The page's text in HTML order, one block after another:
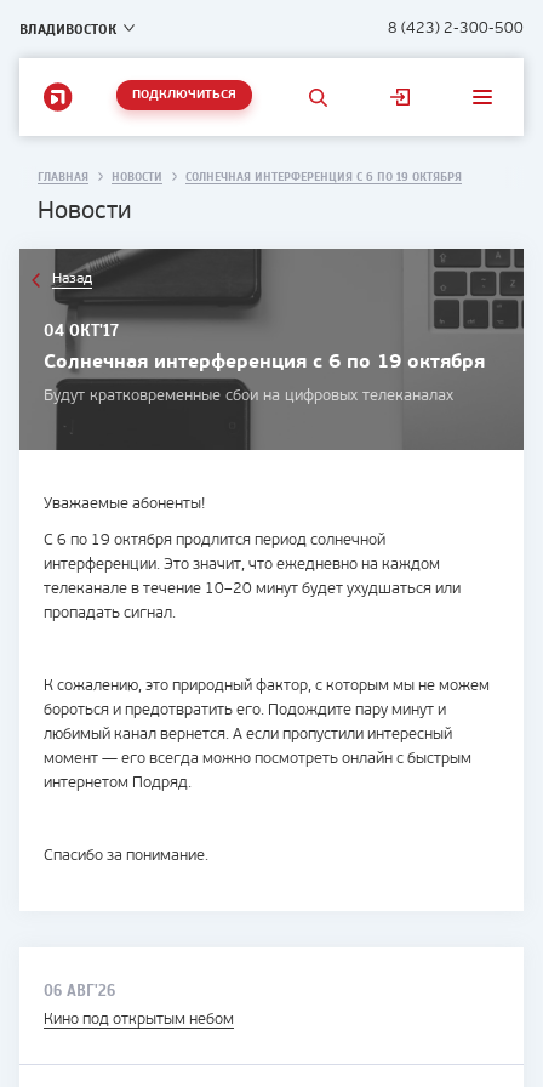
ВЛАДИВОСТОК 8 (423) 2-300-500
ПОДКЛЮЧИТЬСЯ
ГЛАВНАЯ НОВОСТИ СОЛНЕЧНАЯ ИНТЕРФЕРЕНЦИЯ С 6 ПО 19 ОКТЯБРЯ
Новости
Назад
04 ОКТ'17
Солнечная интерференция с 6 по 19 октября
Будут кратковременные сбои на цифровых телеканалах
Уважаемые абоненты!
С 6 по 19 октября продлится период солнечной
интерференции. Это значит, что ежедневно на каждом
телеканале в течение 10–20 минут будет ухудшаться или
пропадать сигнал.
К сожалению, это природный фактор, с которым мы не можем
бороться и предотвратить его. Подождите пару минут и
любимый канал вернется. А если пропустили интересный
момент — его всегда можно посмотреть онлайн с быстрым
интернетом Подряд.
Спасибо за понимание.
06 АВГ'26
Кино под открытым небом